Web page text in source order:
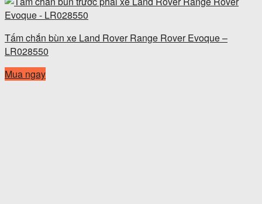
Tấm chắn bùn xe Land Rover Range Rover Evoque –
LR028550
Mua ngay